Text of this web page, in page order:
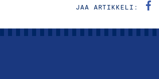
JAA ARTIKKELI: